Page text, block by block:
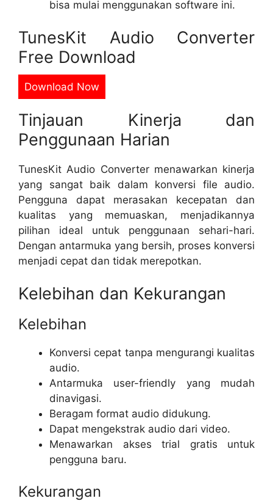
bisa mulai menggunakan software ini.
TunesKit Audio Converter
Free Download
Download Now
Tinjauan Kinerja dan
Penggunaan Harian
TunesKit Audio Converter menawarkan kinerja
yang sangat baik dalam konversi file audio.
Pengguna dapat merasakan kecepatan dan
kualitas yang memuaskan, menjadikannya
pilihan ideal untuk penggunaan sehari-hari.
Dengan antarmuka yang bersih, proses konversi
menjadi cepat dan tidak merepotkan.
Kelebihan dan Kekurangan
Kelebihan
Konversi cepat tanpa mengurangi kualitas
audio.
Antarmuka user-friendly yang mudah
dinavigasi.
Beragam format audio didukung.
Dapat mengekstrak audio dari video.
Menawarkan akses trial gratis untuk
pengguna baru.
Kekurangan